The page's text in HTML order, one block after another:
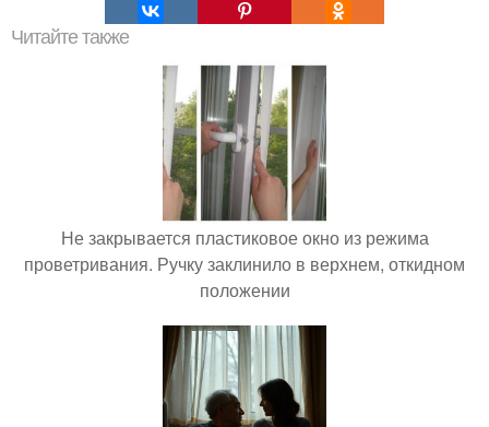
Читайте также
Не закрывается пластиковое окно из режима
проветривания. Ручку заклинило в верхнем, откидном
положении